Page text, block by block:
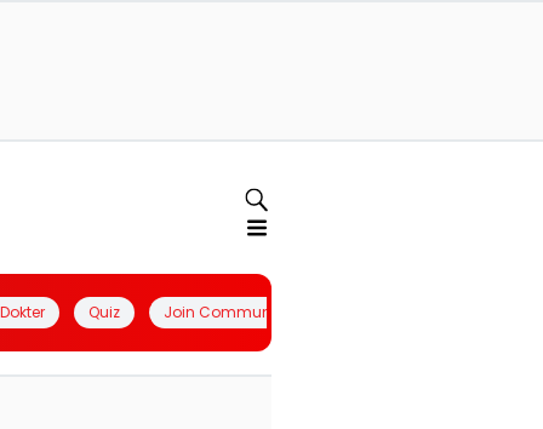
Quiz Join Community